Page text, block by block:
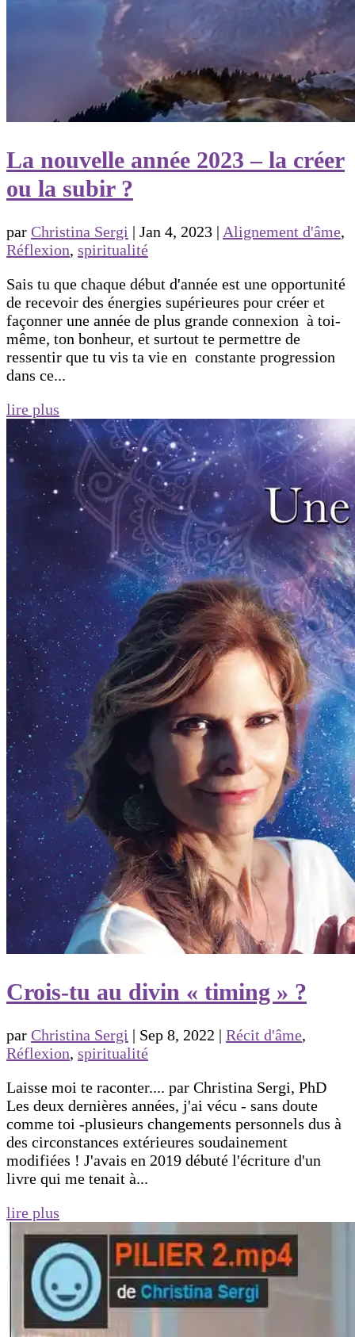
La nouvelle année 2023 – la créer
ou la subir ?
par Christina Sergi | Jan 4, 2023 | Alignement d'âme,
Réflexion, spiritualité
Sais tu que chaque début d'année est une opportunité
de recevoir des énergies supérieures pour créer et
façonner une année de plus grande connexion à toi-
même, ton bonheur, et surtout te permettre de
ressentir que tu vis ta vie en constante progression
dans ce...
lire plus
Crois-tu au divin « timing » ?
par Christina Sergi | Sep 8, 2022 | Récit d'âme,
Réflexion, spiritualité
Laisse moi te raconter.... par Christina Sergi, PhD
Les deux dernières années, j'ai vécu - sans doute
comme toi -plusieurs changements personnels dus à
des circonstances extérieures soudainement
modifiées ! J'avais en 2019 débuté l'écriture d'un
livre qui me tenait à...
lire plus